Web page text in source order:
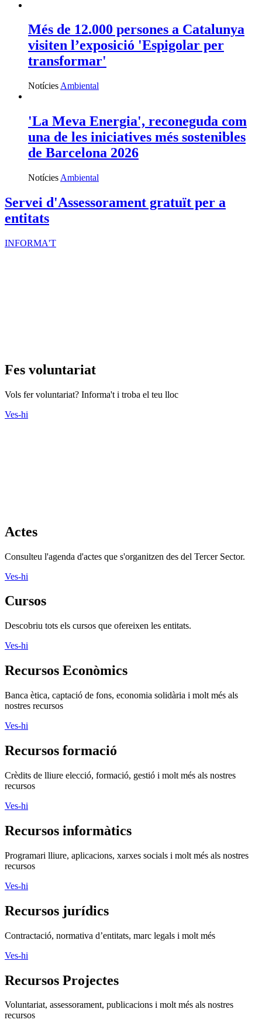
Més de 12.000 persones a Catalunya
visiten l’exposició 'Espigolar per
transformar'
Notícies Ambiental
'La Meva Energia', reconeguda com
una de les iniciatives més sostenibles
de Barcelona 2026
Notícies Ambiental
Servei d'Assessorament gratuït per a
entitats
INFORMA'T
Fes voluntariat
Vols fer voluntariat? Informa't i troba el teu lloc
Ves-hi
Actes
Consulteu l'agenda d'actes que s'organitzen des del Tercer Sector.
Ves-hi
Cursos
Descobriu tots els cursos que ofereixen les entitats.
Ves-hi
Recursos Econòmics
Banca ètica, captació de fons, economia solidària i molt més als
nostres recursos
Ves-hi
Recursos formació
Crèdits de lliure elecció, formació, gestió i molt més als nostres
recursos
Ves-hi
Recursos informàtics
Programari lliure, aplicacions, xarxes socials i molt més als nostres
recursos
Ves-hi
Recursos jurídics
Contractació, normativa d’entitats, marc legals i molt més
Ves-hi
Recursos Projectes
Voluntariat, assessorament, publicacions i molt més als nostres
recursos